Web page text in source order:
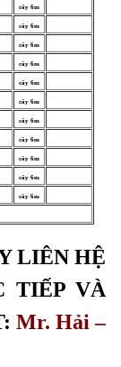
cây 6m
cây 6m
cây 6m
cây 6m
cây 6m
cây 6m
cây 6m
cây 6m
cây 6m
cây 6m
cây 6m
LIÊN HỆ
TIẾP VÀ
Mr. Hải –